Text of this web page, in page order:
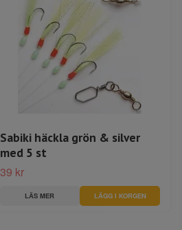
Sabiki häckla grön & silver
med 5 st
39 kr
LÄS MER LÄGG I KORGEN